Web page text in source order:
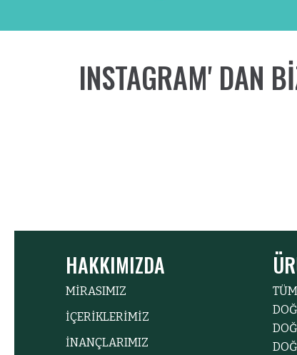
INSTAGRAM' DAN
HAKKIMIZDA
MİRASIMIZ
İÇERİKLERİMİZ
İNANÇLARIMIZ